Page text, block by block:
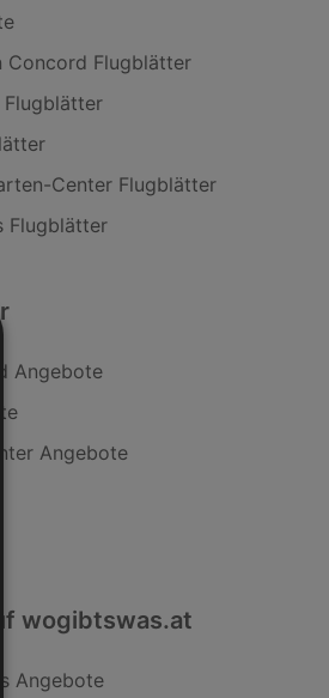
Concord Flugblätter
Center Flugblätter
Flugblätter
Angebote
Angebote
wogibtswas.at
Angebote